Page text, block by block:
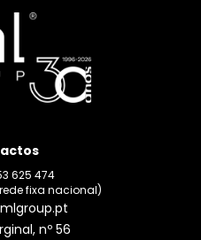
625 474
fixa nacional)
nº 56